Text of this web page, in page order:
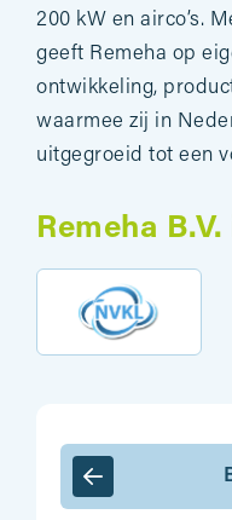
200 kW en airco’s.
geeft Remeha op
ontwikkeling,
waarmee zij in
uitgegroeid tot een
Remeha